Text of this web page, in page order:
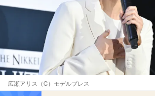
広瀬アリス（C）モデルプレス